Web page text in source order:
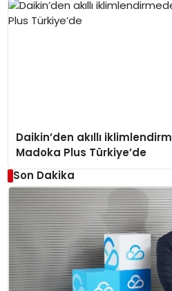
Daikin’den akıllı
Madoka Plus Türkiye’de
Son Dakika